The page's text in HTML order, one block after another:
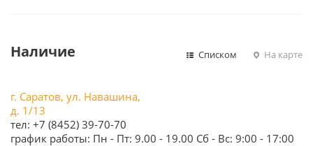
Наличие Списком На карте
г. Саратов, ул. Навашина,
д. 1/13
тел: +7 (8452) 39-70-70
график работы: Пн - Пт: 9.00 - 19.00 Сб - Вс: 9:00 - 17:00